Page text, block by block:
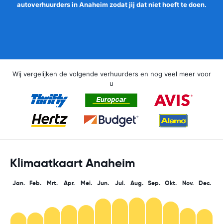
autoverhuurders in Anaheim zodat jij dat niet hoeft te doen.
Wij vergelijken de volgende verhuurders en nog veel meer voor
u
Klimaatkaart Anaheim
Jan. Feb. Mrt. Apr. Mei. Jun. Jul. Aug. Sep. Okt. Nov. Dec.